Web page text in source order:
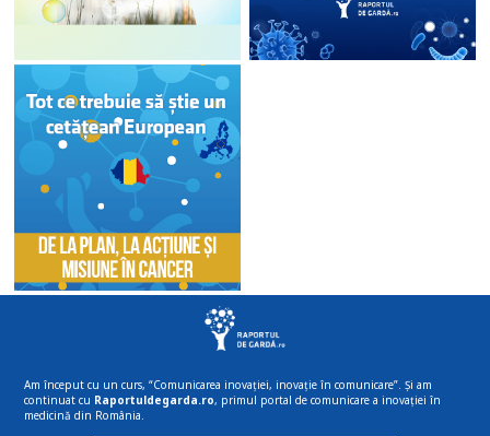
Am început cu un curs, “Comunicarea inovației, inovație în comunicare”. Și am
continuat cu Raportuldegarda.ro, primul portal de comunicare a inovației în
medicină din România.